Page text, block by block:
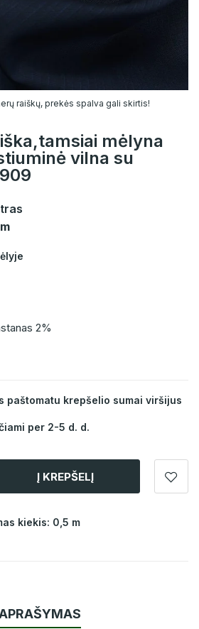
raiškų, prekės spalva gali skirtis!
mėlyna
vilna su
2%
paštomatu krepšelio sumai viršijus
per 2-5 d. d.
Į KREPŠELĮ
kiekis: 0,5 m